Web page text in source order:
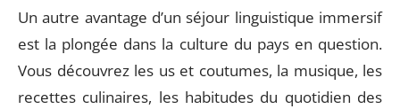
Un autre avantage d’un séjour linguistique immersif
est la plongée dans la culture du pays en question.
Vous découvrez les us et coutumes, la musique, les
recettes culinaires, les habitudes du quotidien des